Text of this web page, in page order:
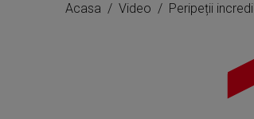
Acasa Video Peripeții